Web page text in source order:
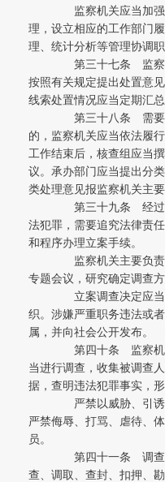
监察机关应当加强
理，设立相应的工作部门
理、统计分析等管理协调职
第三十七条 监察机
按照有关规定提出处置意
线索处置情况应当定期汇
第三十八条 需要
的，监察机关应当依法履
工作结束后，核查组应当
议。承办部门应当提出分
类处理意见报监察机关主要
第三十九条 经过初
法犯罪，需要追究法律责
和程序办理立案手续。
监察机关主要负责
专题会议，研究确定调查
立案调查决定应当
织。涉嫌严重职务违法或
属，并向社会公开发布。
第四十条 监察机关
当进行调查，收集被调查
据，查明违法犯罪事实，
严禁以威胁、引诱
严禁侮辱、打骂、虐待、
员。
第四十一条 调查
查、调取、查封、扣押、